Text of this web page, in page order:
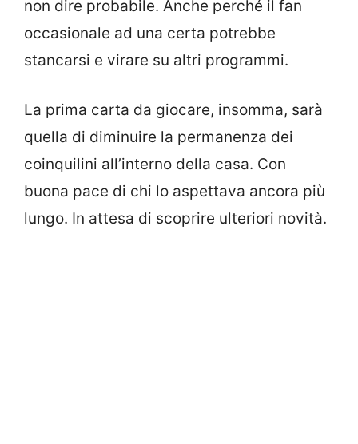
non dire probabile. Anche perché il fan
occasionale ad una certa potrebbe
stancarsi e virare su altri programmi.
La prima carta da giocare, insomma, sarà
quella di diminuire la permanenza dei
coinquilini all’interno della casa. Con
buona pace di chi lo aspettava ancora più
lungo. In attesa di scoprire ulteriori novità.